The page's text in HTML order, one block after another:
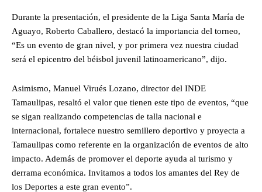
Durante la presentación, el presidente de la Liga Santa María de
Aguayo, Roberto Caballero, destacó la importancia del torneo,
“Es un evento de gran nivel, y por primera vez nuestra ciudad
será el epicentro del béisbol juvenil latinoamericano”, dijo.
Asimismo, Manuel Virués Lozano, director del INDE
Tamaulipas, resaltó el valor que tienen este tipo de eventos, “que
se sigan realizando competencias de talla nacional e
internacional, fortalece nuestro semillero deportivo y proyecta a
Tamaulipas como referente en la organización de eventos de alto
impacto. Además de promover el deporte ayuda al turismo y
derrama económica. Invitamos a todos los amantes del Rey de
los Deportes a este gran evento”.